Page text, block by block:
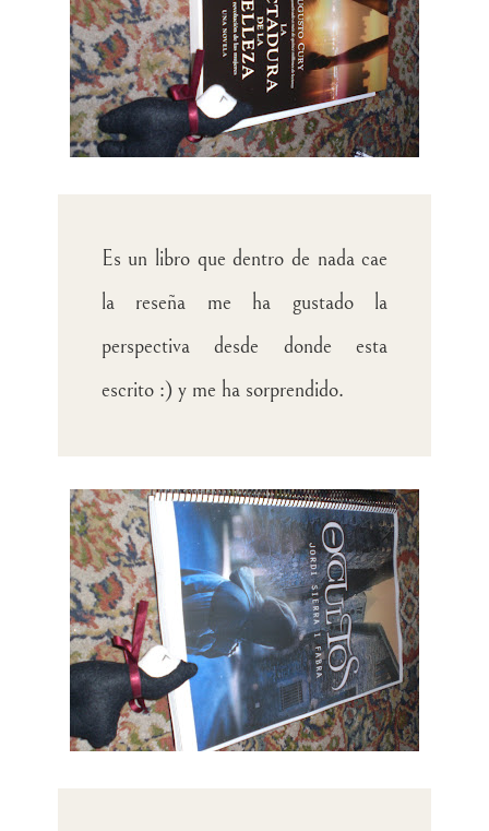
Es un libro que dentro de nada cae
la reseña me ha gustado la
perspectiva desde donde esta
escrito :) y me ha sorprendido.